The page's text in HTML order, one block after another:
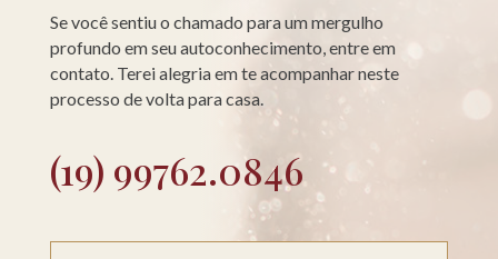
Se você sentiu o chamado para um mergulho
profundo em seu autoconhecimento, entre em
contato. Terei alegria em te acompanhar neste
processo de volta para casa.
(19) 99762.0846